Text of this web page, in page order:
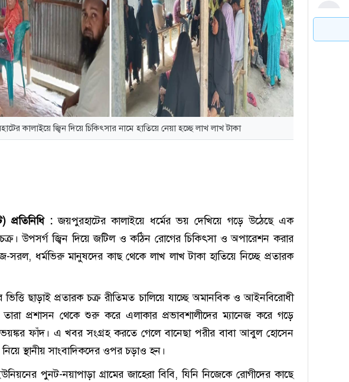
কালাইয়ে জ্বিন দিয়ে চিকিৎসার নামে হাতিয়ে নেয়া হচ্ছে লাখ লাখ টাকা
প্রতিনিধি :জয়পুরহাটের কালাইয়ে ধর্মের ভয় দেখিয়ে গড়ে উঠেছে এক
উপসর্গ জ্বিন দিয়ে জটিল ও কঠিন রোগের চিকিৎসা ও অপারেশন করার
সরল, ধর্মভিরু মানুষদের কাছ থেকে লাখ লাখ টাকা হাতিয়ে নিচ্ছে প্রতারক
ছাড়াই প্রতারক চক্র রীতিমত চালিয়ে যাচ্ছে অমানবিক ও আইনবিরোধী
প্রশাসন থেকে শুরু করে এলাকার প্রভাবশালীদের ম্যানেজ করে গড়ে
ভয়ঙ্কর ফাঁদ। এ খবর সংগ্রহ করতে গেলে বানেছা পরীর বাবা আবুল হোসেন
স্থানীয় সাংবাদিকদের ওপর চড়াও হন।
পুনট-নয়াপাড়া গ্রামের জাহেরা বিবি, যিনি নিজেকে রোগীদের কাছে
৪